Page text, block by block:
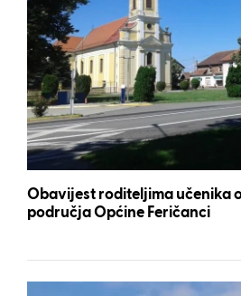
Obavijest roditeljima učenika
područja Općine Feričanci